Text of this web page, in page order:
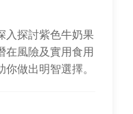
入探討紫色牛奶果
在風險及實用食用
做出明智選擇。